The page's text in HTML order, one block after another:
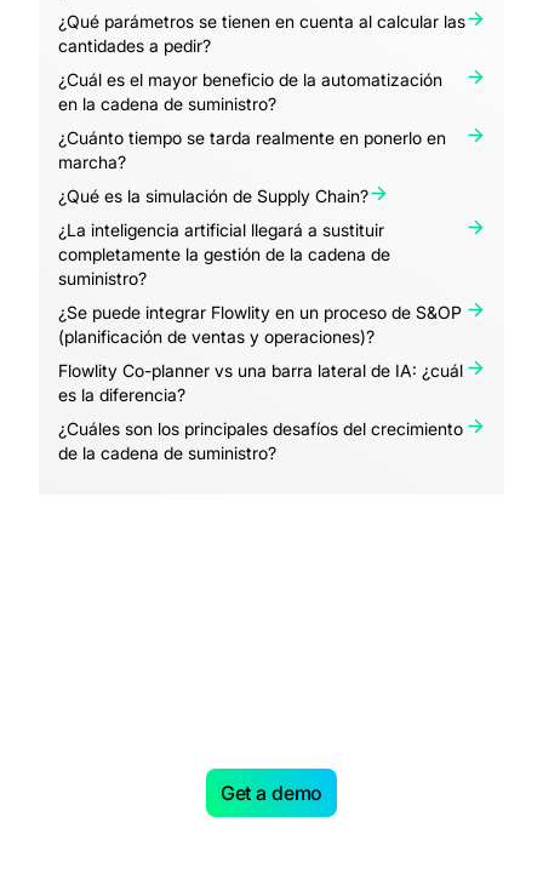
¿Qué parámetros se tienen en cuenta al calcular las
cantidades a pedir?
¿Cuál es el mayor beneficio de la automatización
en la cadena de suministro?
¿Cuánto tiempo se tarda realmente en ponerlo en
marcha?
¿Qué es la simulación de Supply Chain?
¿La inteligencia artificial llegará a sustituir
completamente la gestión de la cadena de
suministro?
¿Se puede integrar Flowlity en un proceso de S&OP
(planificación de ventas y operaciones)?
Flowlity Co-planner vs una barra lateral de IA: ¿cuál
es la diferencia?
¿Cuáles son los principales desafíos del crecimiento
de la cadena de suministro?
Get a demo